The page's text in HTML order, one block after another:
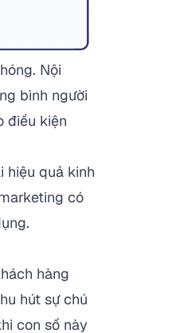
Nội
bình người
điều kiện
hiệu quả kinh
có
hàng
hút sự chú
con số này